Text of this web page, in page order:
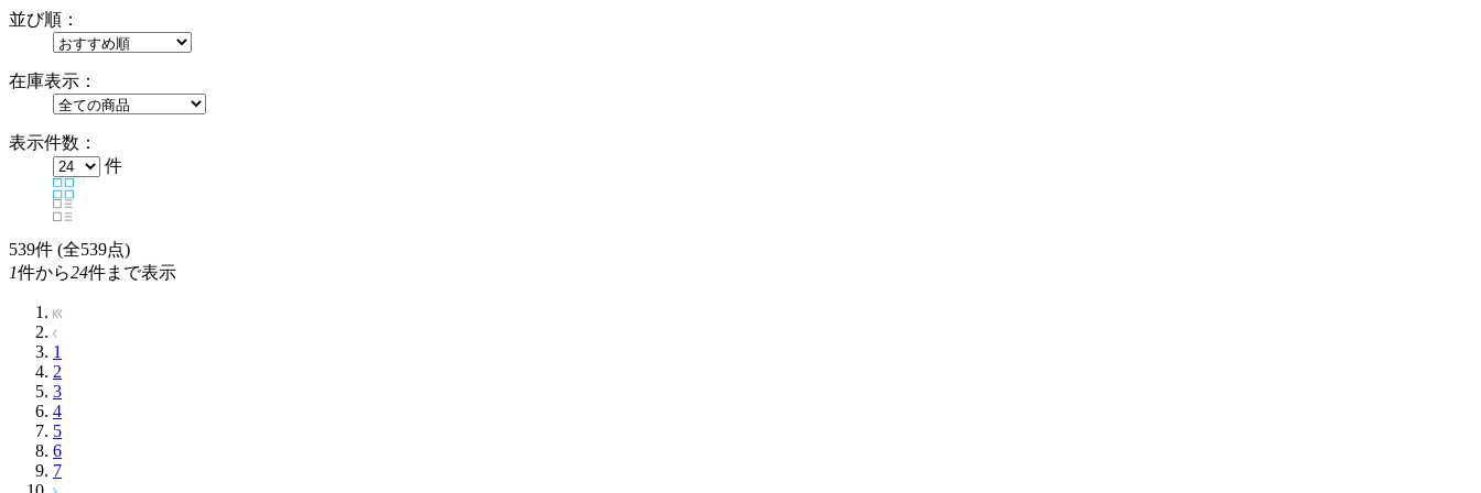
並び順：
在庫表示：
表示件数：
件
539件 (全539点)
1件から24件まで表示
1
2
3
4
5
6
7